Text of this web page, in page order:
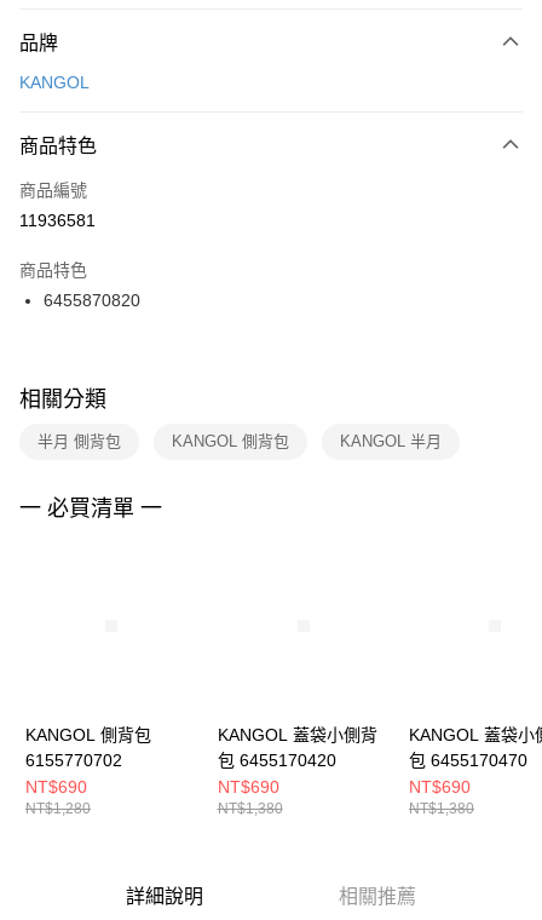
台灣樂天信用卡公司
【關於「AFTEE先享後付」】
便利好安心！
３．安心：先確認商品／服務後，再付款。
【「AFTEE先享後付」結帳流程】
１．於結帳方式選擇「AFTEE先享後付」後，將跳轉至「AFTEE先享後付」
２．訂單成立數日內，您將收到繳費通知簡訊。
３．收到繳費通知簡訊後14天內，點擊此簡訊中的連結，可透過四大超商／
ATM／網路銀行／等多元方式進行付款，方視為交易完成。
※ 交易是否成功請以「AFTEE先享後付 」之結帳頁面顯示為準，若有關於
是否繳費成功／繳費後需取消欲退款等相關疑問，請聯繫「AFTEE先享後付
客戶支援中心」
https://netprotections.freshdesk.com/support/home
１．透過由恩沛科技股份有限公司提供之「AFTEE先享後付」服務完成之交
易，需依本服務之必要範圍內提供個人資料，並將交易相關給付款項請求債
５．嚴禁一人註冊多個帳號或使用他人資訊註冊。若發現惡意使用之情形，
恩沛科技股份有限公司將有權停止該用戶之使用額度並採取法律行動。
運送方式
每筆NT$100，滿NT$1,500(含以上)免運費
宅配
每筆NT$100，滿NT$1,500(含以上)免運費
付款後門市自取
每筆NT$100，滿NT$1,500(含以上)免運費
品牌
KANGOL
商品特色
商品編號
11936581
商品特色
6455870820
相關分類
半月 側背包 KANGOL 側背包 KANGOL 半月
一 必買清單 一
KANGOL 側背包
6155770702
NT$690
NT$1,280
KANGOL 蓋袋小側背
包 6455170420
NT$690
NT$1,380
KANGOL 蓋袋小
包 6455170470
NT$690
NT$1,380
詳細說明 相關推薦